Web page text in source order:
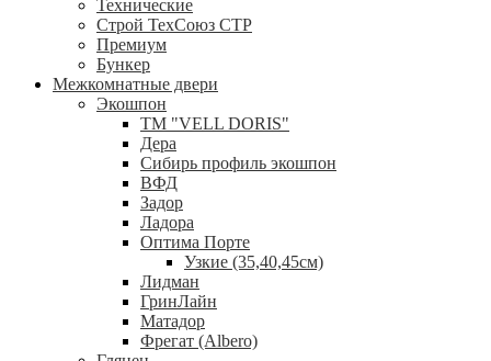
Технические
Строй ТехСоюз СТР
Премиум
Бункер
Межкомнатные двери
Экошпон
ТМ "VELL DORIS"
Дера
Сибирь профиль экошпон
ВФД
Задор
Ладора
Оптима Порте
Узкие (35,40,45см)
Лидман
ГринЛайн
Матадор
Фрегат (Albero)